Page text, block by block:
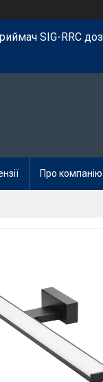
SIG-RRC
Про компанію